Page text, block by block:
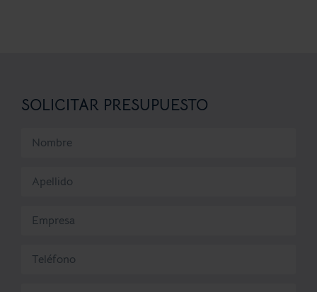
SOLICITAR PRESUPUESTO